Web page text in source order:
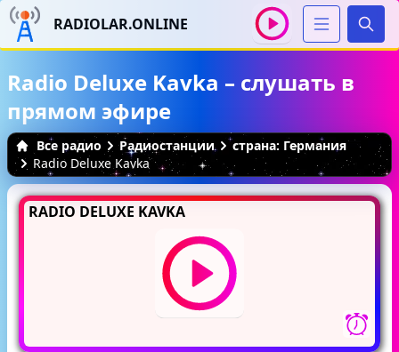
RADIOLAR.ONLINE
Radio Deluxe Kavka – слушать в
прямом эфире
Все радио Радиостанции
страна: Германия
Radio Deluxe Kavka
RADIO DELUXE KAVKA